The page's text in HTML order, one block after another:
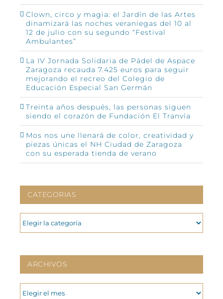
Clown, circo y magia: el Jardín de las Artes
dinamizará las noches veraniegas del 10 al
12 de julio con su segundo “Festival
Ambulantes”
La IV Jornada Solidaria de Pádel de Aspace
Zaragoza recauda 7.425 euros para seguir
mejorando el recreo del Colegio de
Educación Especial San Germán
Treinta años después, las personas siguen
siendo el corazón de Fundación El Tranvía
Mos nos une llenará de color, creatividad y
piezas únicas el NH Ciudad de Zaragoza
con su esperada tienda de verano
CATEGORIAS
CATEGORIAS
ARCHIVOS
ARCHIVOS